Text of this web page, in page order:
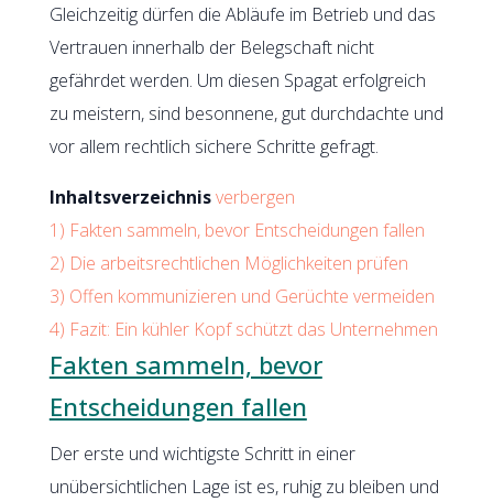
Gleichzeitig dürfen die Abläufe im Betrieb und das
Vertrauen innerhalb der Belegschaft nicht
gefährdet werden. Um diesen Spagat erfolgreich
zu meistern, sind besonnene, gut durchdachte und
vor allem rechtlich sichere Schritte gefragt.
Inhaltsverzeichnisverbergen
1) Fakten sammeln, bevor Entscheidungen fallen
2) Die arbeitsrechtlichen Möglichkeiten prüfen
3) Offen kommunizieren und Gerüchte vermeiden
4) Fazit: Ein kühler Kopf schützt das Unternehmen
Fakten sammeln, bevor
Entscheidungen fallen
Der erste und wichtigste Schritt in einer
unübersichtlichen Lage ist es, ruhig zu bleiben und